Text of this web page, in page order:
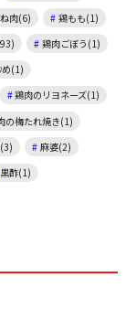
肉(6)
鶏もも(1)
鶏肉ごぼう(1)
め(1)
鶏肉のリヨネーズ(1)
の梅たれ焼き(1)
麻婆(2)
黒酢(1)